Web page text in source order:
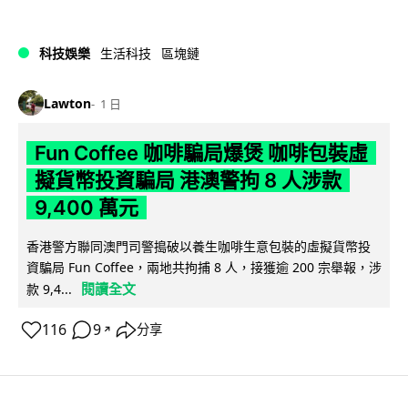
科技娛樂 生活科技 區塊鏈
Lawton 1 日
Fun Coffee 咖啡騙局爆煲 咖啡包裝虛
擬貨幣投資騙局 港澳警拘 8 人涉款
9,400 萬元
香港警方聯同澳門司警搗破以養生咖啡生意包裝的虛擬貨幣投
資騙局 Fun Coffee，兩地共拘捕 8 人，接獲逾 200 宗舉報，涉
款 9,4...
閱讀全文
116 9 ↗ 分享